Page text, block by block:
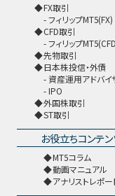
FX取引
フィリップMT5(FX)
CFD取引
フィリップ
先物取引
日本株投信・外債
資産運用アドバイ
IPO
外国株取引
ST取引
お役立ちコンテ
MT5コラム
動画マニュアル
アナリストレポー